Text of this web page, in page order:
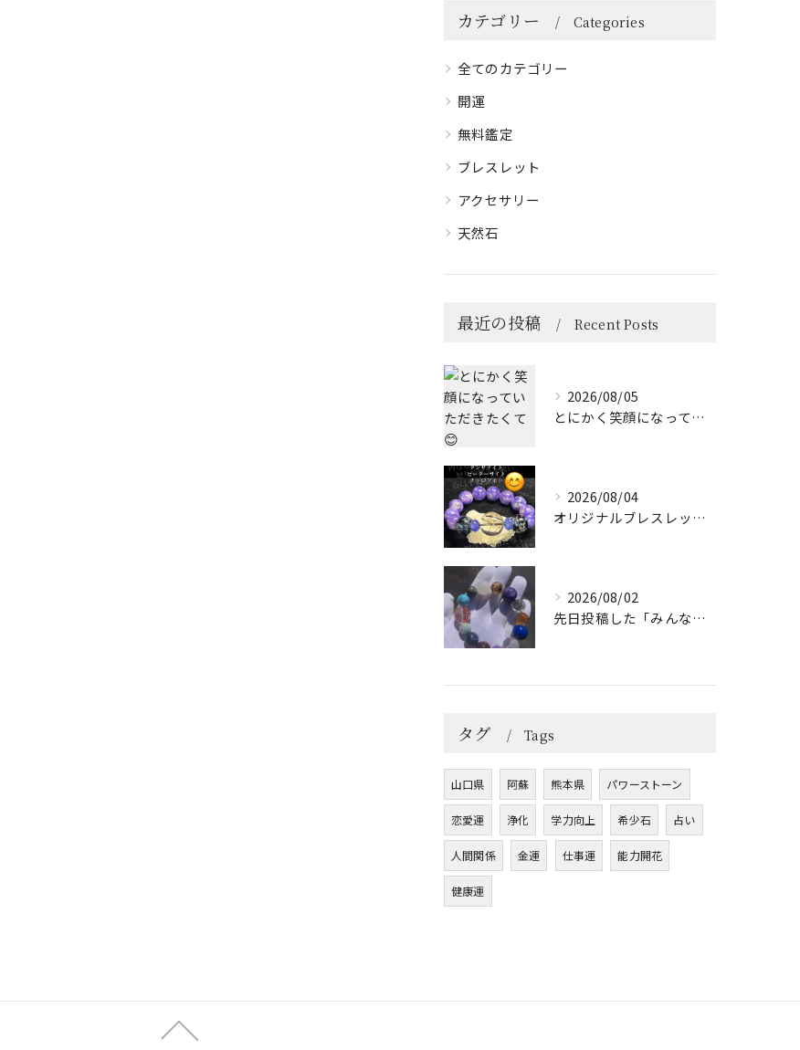
カテゴリー Categories
全てのカテゴリー
開運
無料鑑定
ブレスレット
アクセサリー
天然石
最近の投稿 Recent Posts
2026/08/05
とにかく笑顔になっていただきたくて😊
2026/08/04
オリジナルブレスレット作成してみました😊
2026/08/02
先日投稿した「みんなを笑顔にしてくれるブレスレット」に
タグ Tags
山口県 阿蘇 熊本県 パワーストーン
恋愛運 浄化 学力向上 希少石 占い
人間関係 金運 仕事運 能力開花
健康運